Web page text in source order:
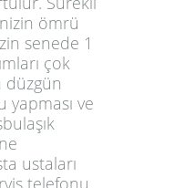
ömrü
senede 1
çok
düzgün
yapması ve
ustaları
telefonu